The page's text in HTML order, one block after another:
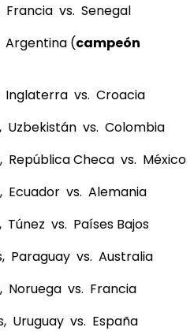
Francia vs. Senegal
Argentina (campeón
Inglaterra vs. Croacia
Uzbekistán vs. Colombia
República Checa vs. México
Ecuador vs. Alemania
Túnez vs. Países Bajos
Paraguay vs. Australia
Noruega vs. Francia
Uruguay vs. España